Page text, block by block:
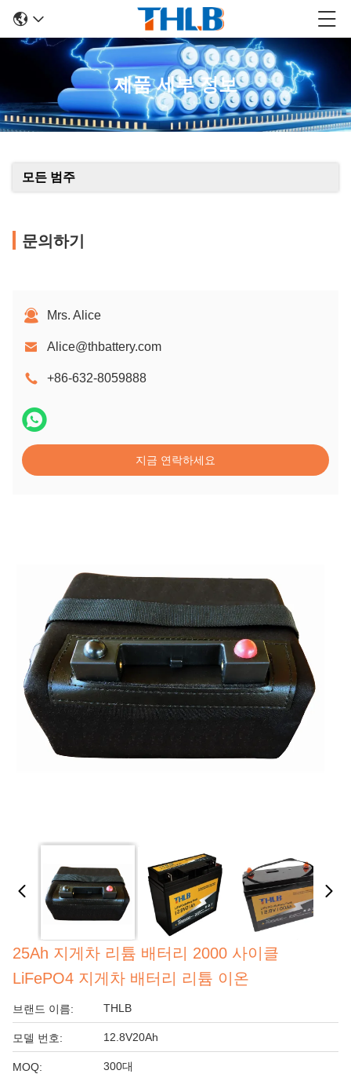
제품 세부 정보
모든 범주
문의하기
Mrs. Alice
Alice@thbattery.com
+86-632-8059888
지금 연락하세요
25Ah 지게차 리튬 배터리 2000 사이클
LiFePO4 지게차 배터리 리튬 이온
브랜드 이름: THLB
모델 번호: 12.8V20Ah
MOQ: 300대